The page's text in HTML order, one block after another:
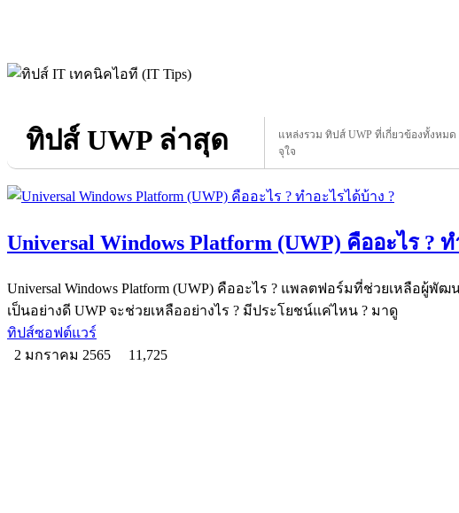
ทิปส์ UWP ล่าสุด
แหล่งรวม ทิปส์ UWP ที่เกี่ยวข้องทั้งหม
จุใจ
Universal Windows Platform (UWP) คืออะไร ?
Universal Windows Platform (UWP) คืออะไร ? แพลตฟอร์มที่ช่วยเหลือผู้
เป็นอย่างดี UWP จะช่วยเหลืออย่างไร ? มีประโยชน์แค่ไหน ? มาดู
ทิปส์ซอฟต์แวร์
2 มกราคม 2565
11,725